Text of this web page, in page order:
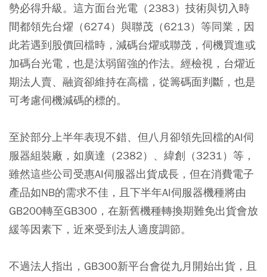
勢必得升級。這方面台光電（2383）技術與切入時
間都領先台燿（6274）與聯茂（6213）等同業，因
此若遇到股價回檔時，減碼台燿或聯茂，伺機買進或
加碼台光電，也是汰弱留強的作法。經檢視，台燿近
期法人賣、融資卻維持在高檔，從籌碼面判斷，也是
可考慮伺機減碼的標的。
至於部分上半年表現不錯、但八月卻領先回檔的AI伺
服器組裝廠，如廣達（2382）、緯創（3231）等，
雖然這些公司受惠AI伺服器出貨成長，但在消費電子
產品如NB的需求不佳，且下半年AI伺服器機種將由
GB200轉至GB300，在新舊機種轉換期難免出貨會放
緩等因素下，近來受到法人適度調節。
不過法人指出，GB300新平台會從九月開始出貨，且